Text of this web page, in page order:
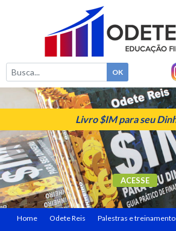
Livro $IM para seu
ACESSE
Home Odete Reis Palestras e